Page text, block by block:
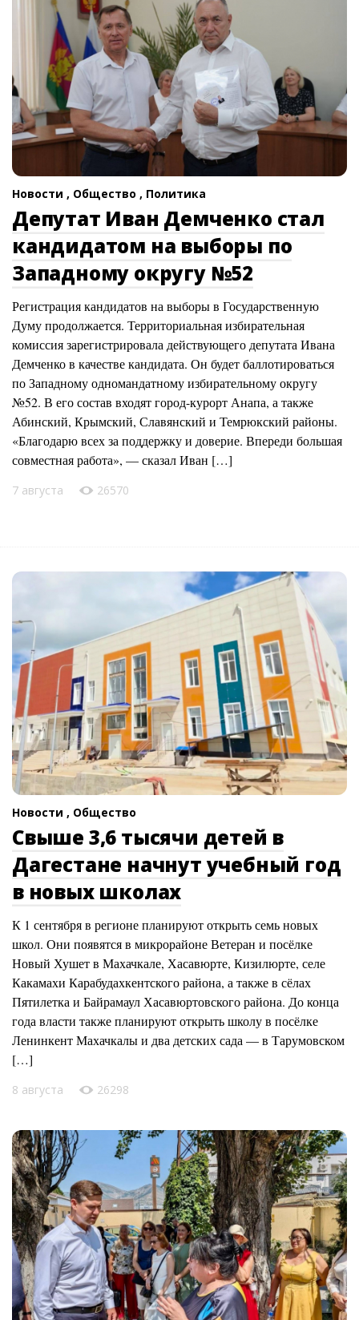
Новости , Общество , Политика
Депутат Иван Демченко стал
кандидатом на выборы по
Западному округу №52
Регистрация кандидатов на выборы в Государственную
Думу продолжается. Территориальная избирательная
комиссия зарегистрировала действующего депутата Ивана
Демченко в качестве кандидата. Он будет баллотироваться
по Западному одномандатному избирательному округу
№52. В его состав входят город-курорт Анапа, а также
Абинский, Крымский, Славянский и Темрюкский районы.
«Благодарю всех за поддержку и доверие. Впереди большая
совместная работа», — сказал Иван […]
7 августа 26570
Новости , Общество
Свыше 3,6 тысячи детей в
Дагестане начнут учебный год
в новых школах
К 1 сентября в регионе планируют открыть семь новых
школ. Они появятся в микрорайоне Ветеран и посёлке
Новый Хушет в Махачкале, Хасавюрте, Кизилюрте, селе
Какамахи Карабудахкентского района, а также в сёлах
Пятилетка и Байрамаул Хасавюртовского района. До конца
года власти также планируют открыть школу в посёлке
Ленинкент Махачкалы и два детских сада — в Тарумовском
[…]
8 августа 26298